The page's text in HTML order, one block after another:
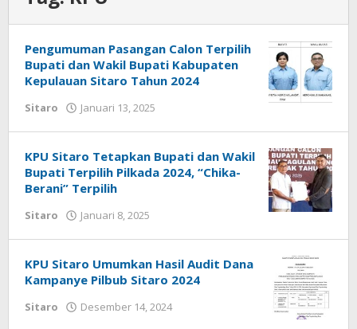
Pengumuman Pasangan Calon Terpilih
Bupati dan Wakil Bupati Kabupaten
Kepulauan Sitaro Tahun 2024
Sitaro Januari 13, 2025
KPU Sitaro Tetapkan Bupati dan Wakil
Bupati Terpilih Pilkada 2024, “Chika-
Berani” Terpilih
Sitaro Januari 8, 2025
KPU Sitaro Umumkan Hasil Audit Dana
Kampanye Pilbub Sitaro 2024
Sitaro Desember 14, 2024